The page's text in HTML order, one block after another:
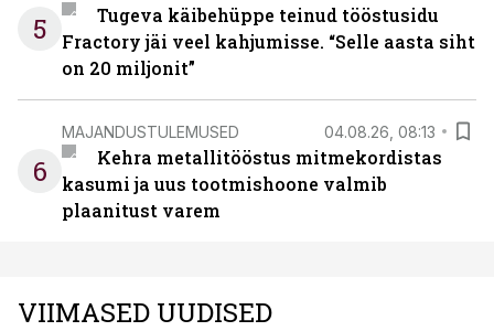
5
Tugeva käibehüppe teinud tööstusidu
Fractory jäi veel kahjumisse. “Selle aasta siht
on 20 miljonit”
6
MAJANDUSTULEMUSED 04.08.26, 08:13
Kehra metallitööstus mitmekordistas
kasumi ja uus tootmishoone valmib
plaanitust varem
VIIMASED UUDISED